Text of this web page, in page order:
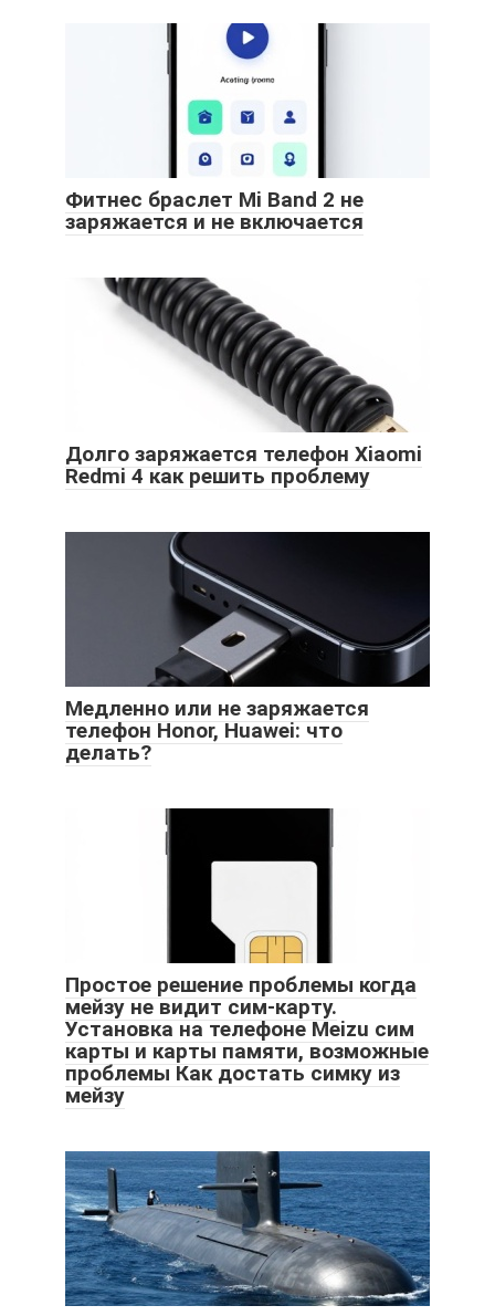
Фитнес браслет Mi Band 2 не
заряжается и не включается
Долго заряжается телефон Xiaomi
Redmi 4 как решить проблему
Медленно или не заряжается
телефон Honor, Huawei: что
делать?
Простое решение проблемы когда
мейзу не видит сим-карту.
Установка на телефоне Meizu сим
карты и карты памяти, возможные
проблемы Как достать симку из
мейзу